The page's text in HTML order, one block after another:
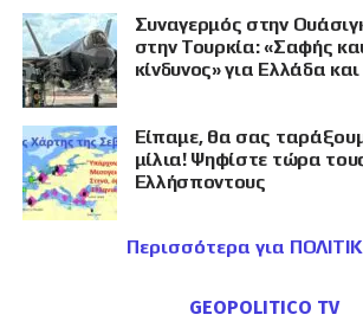
Συναγερμός στην
στην Τουρκία: «Σαφής
κίνδυνος» για Ελλάδα
Είπαμε, θα σας
μίλια! Ψηφίστε τώρα
Ελλήσποντους
Περισσότερα για
GEOPOLITICO TV